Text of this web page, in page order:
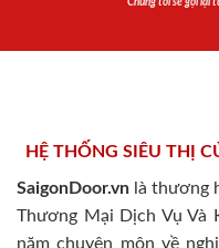
HỆ THỐNG SIÊU THỊ
SaigonDoor.vn là thương
Thương Mại Dịch Vụ
năm chuyên môn về